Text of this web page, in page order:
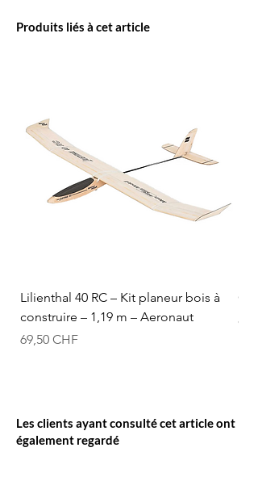
Produits liés à cet article
Lilienthal 40 RC – Kit planeur bois à
construire – 1,19 m – Aeronaut
Prix
69,50 CHF
Prix
Les clients ayant consulté cet article ont
également regardé